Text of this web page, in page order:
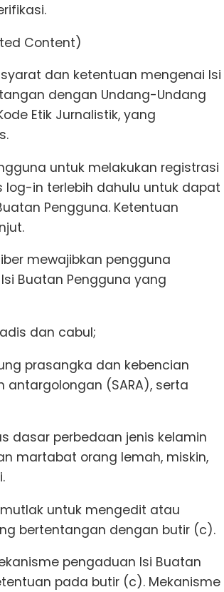
Content)
dan ketentuan mengenai Isi
dengan Undang-Undang
Etik Jurnalistik, yang
untuk melakukan registrasi
in terlebih dahulu untuk dapat
Pengguna. Ketentuan
mewajibkan pengguna
Buatan Pengguna yang
dan cabul;
prasangka dan kebencian
antargolongan (SARA), serta
dasar perbedaan jenis kelamin
martabat orang lemah, miskin,
untuk mengedit atau
bertentangan dengan butir (c).
pengaduan Isi Buatan
pada butir (c). Mekanisme